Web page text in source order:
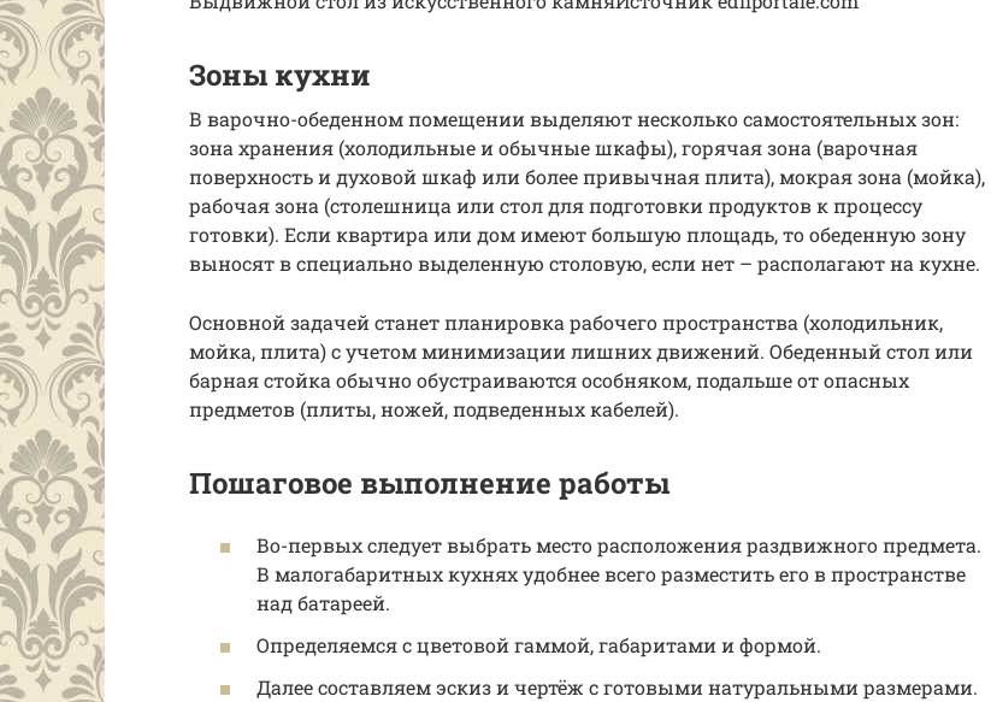
Зоны кухни
В варочно-обеденном помещении выделяют несколько самостоятельных зон:
зона хранения (холодильные и обычные шкафы), горячая зона (варочная
поверхность и духовой шкаф или более привычная плита), мокрая зона (мойка),
рабочая зона (столешница или стол для подготовки продуктов к процессу
готовки). Если квартира или дом имеют большую площадь, то обеденную зону
выносят в специально выделенную столовую, если нет – располагают на кухне.
Основной задачей станет планировка рабочего пространства (холодильник,
мойка, плита) с учетом минимизации лишних движений. Обеденный стол или
барная стойка обычно обустраиваются особняком, подальше от опасных
предметов (плиты, ножей, подведенных кабелей).
Пошаговое выполнение работы
Во-первых следует выбрать место расположения раздвижного предмета.
В малогабаритных кухнях удобнее всего разместить его в пространстве
над батареей.
Определяемся с цветовой гаммой, габаритами и формой.
Далее составляем эскиз и чертёж с готовыми натуральными размерами.